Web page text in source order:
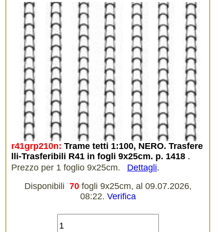
r41grp210n: Trame tetti 1:100, NERO. Trasfere
lli-Trasferibili R41 in fogli 9x25cm. p. 1418 .
Prezzo per 1 foglio 9x25cm.
Dettagli.
Disponibili 70 fogli 9x25cm, al 09.07.2026,
08:22. Verifica